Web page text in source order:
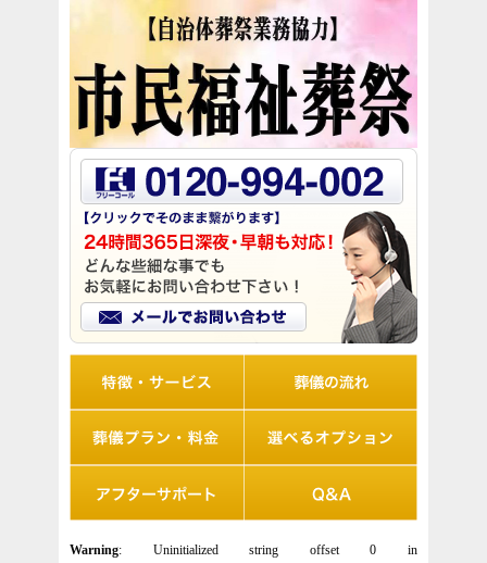
Warning: Uninitialized string offset 0 in